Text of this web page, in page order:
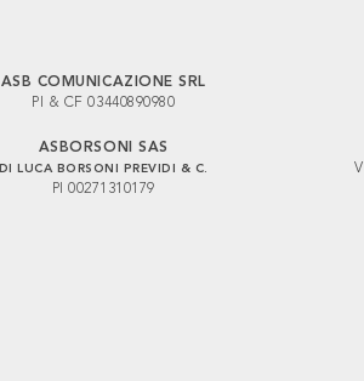
ASB COMUNICAZIONE SRL
PI & CF 03440890980
ASBORSONI SAS
DI LUCA BORSONI PREVIDI & C.
PI 00271310179